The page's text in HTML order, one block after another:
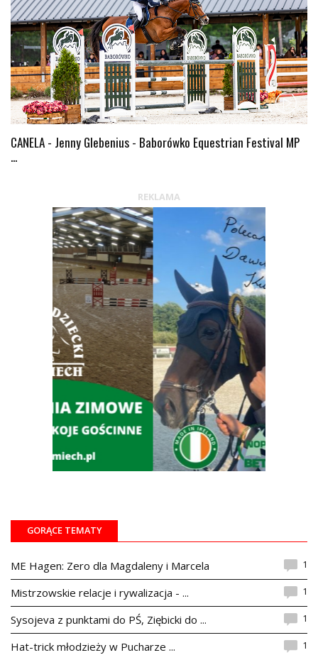
CANELA - Jenny Glebenius - Baborówko Equestrian Festival MP
...
REKLAMA
GORĄCE TEMATY
ME Hagen: Zero dla Magdaleny i Marcela 1
Mistrzowskie relacje i rywalizacja - ... 1
Sysojeva z punktami do PŚ, Ziębicki do ... 1
Hat-trick młodzieży w Pucharze ... 1